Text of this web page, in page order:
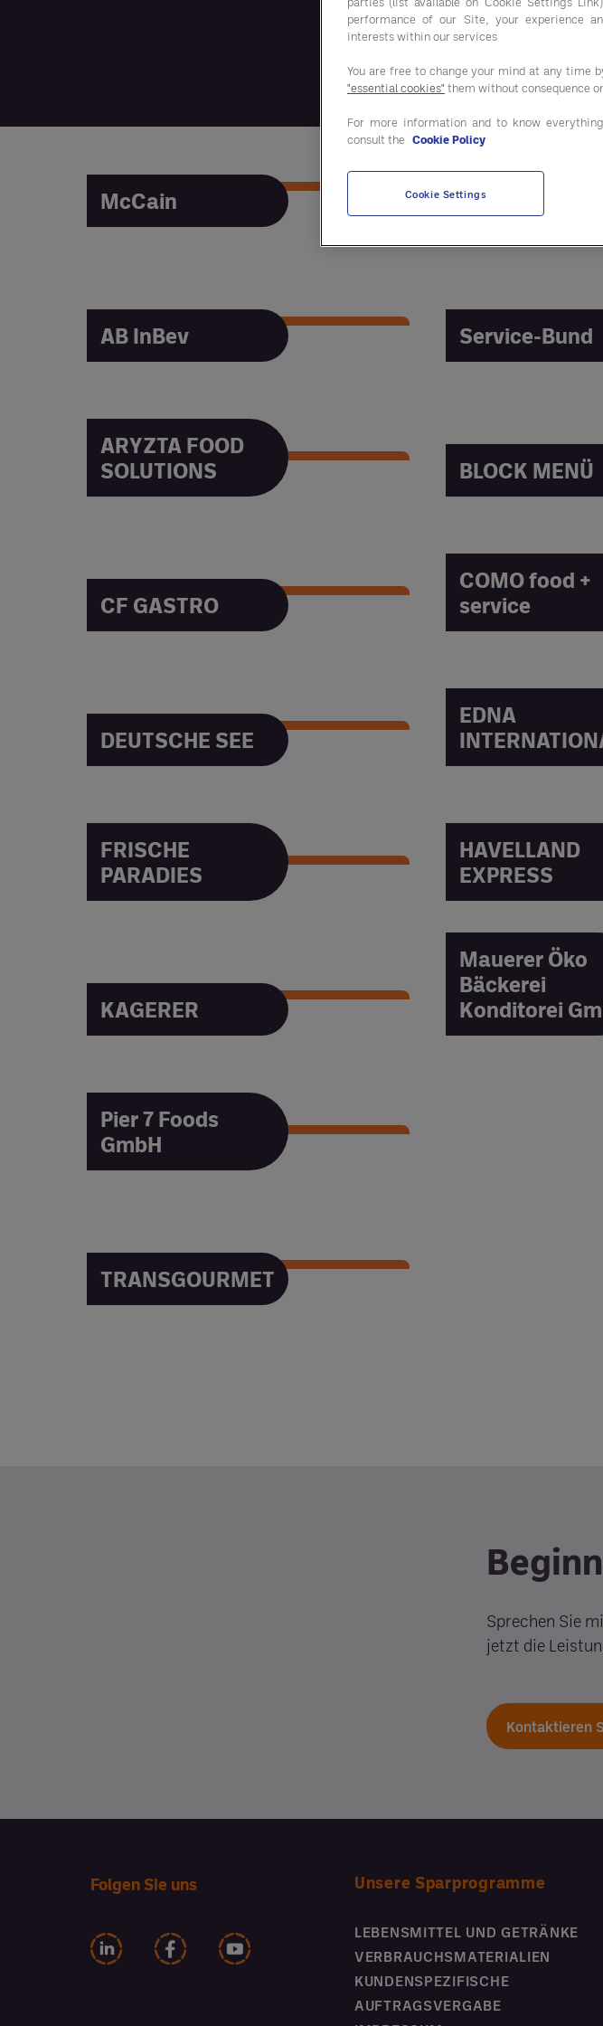
McCain Faller
AB InBev Service-Bund
ARYZTA FOOD
SOLUTIONS
BLOCK MENÜ
CF GASTRO
COMO food +
service
DEUTSCHE SEE
EDNA
FRISCHE
PARADIES
HAVELLAND
HAVELLAND
EXPRESS
KAGERER
Mauerer Öko
Bäckerei
Konditorei
Pier 7 Foods
GmbH
TRANSGOURMET
Sprechen Sie
jetzt die
Kontaktieren
Folgen Sie uns Unsere Sparprogramme
LEBENSMITTEL UND GETRÄNKE
VERBRAUCHSMATERIALIEN
KUNDENSPEZIFISCHE
AUFTRAGSVERGABE
performance of our Site, your experience
interests within our services
You are free to change your mind at any time
"essential cookies" them without consequence
For more information and to know
consult the Cookie Policy
Cookie Settings